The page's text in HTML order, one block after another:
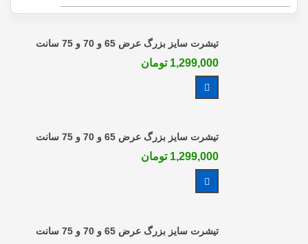
تیشرت سایز بزرگ عرض 65 و 70 و 75 سانت
1,299,000 تومان
تیشرت سایز بزرگ عرض 65 و 70 و 75 سانت
1,299,000 تومان
تیشرت سایز بزرگ عرض 65 و 70 و 75 سانت